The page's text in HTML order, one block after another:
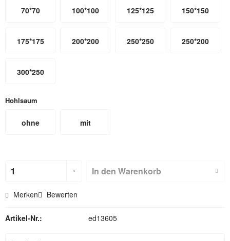
70*70 100*100 125*125 150*150
175*175 200*200 250*250 250*200
300*250
Hohlsaum
ohne
mit
In den Warenkorb
Merken Bewerten
Artikel-Nr.: ed13605